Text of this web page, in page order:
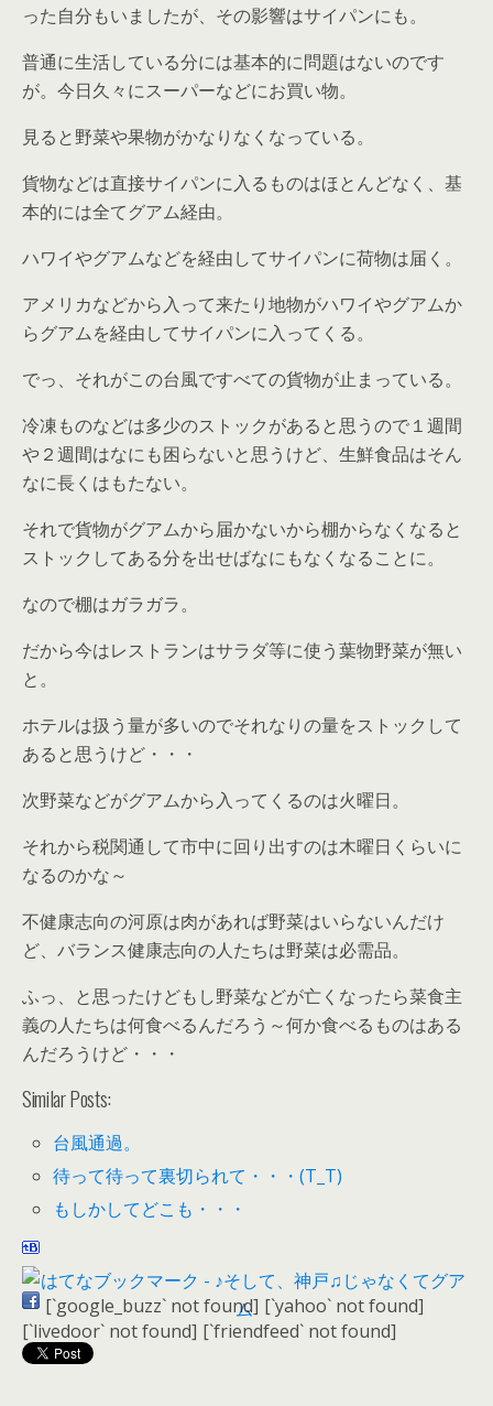
った自分もいましたが、その影響はサイパンにも。
普通に生活している分には基本的に問題はないのです
が。今日久々にスーパーなどにお買い物。
見ると野菜や果物がかなりなくなっている。
貨物などは直接サイパンに入るものはほとんどなく、基
本的には全てグアム経由。
ハワイやグアムなどを経由してサイパンに荷物は届く。
アメリカなどから入って来たり地物がハワイやグアムか
らグアムを経由してサイパンに入ってくる。
でっ、それがこの台風ですべての貨物が止まっている。
冷凍ものなどは多少のストックがあると思うので１週間
や２週間はなにも困らないと思うけど、生鮮食品はそん
なに長くはもたない。
それで貨物がグアムから届かないから棚からなくなると
ストックしてある分を出せばなにもなくなることに。
なので棚はガラガラ。
だから今はレストランはサラダ等に使う葉物野菜が無い
と。
ホテルは扱う量が多いのでそれなりの量をストックして
あると思うけど・・・
次野菜などがグアムから入ってくるのは火曜日。
それから税関通して市中に回り出すのは木曜日くらいに
なるのかな～
不健康志向の河原は肉があれば野菜はいらないんだけ
ど、バランス健康志向の人たちは野菜は必需品。
ふっ、と思ったけどもし野菜などが亡くなったら菜食主
義の人たちは何食べるんだろう～何か食べるものはある
んだろうけど・・・
Similar Posts:
台風通過。
待って待って裏切られて・・・(T_T)
もしかしてどこも・・・
[`google_buzz` not found] [`yahoo` not found]
[`livedoor` not found] [`friendfeed` not found]